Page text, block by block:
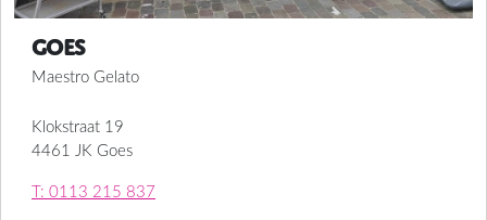
Goes
Maestro Gelato
Klokstraat 19
4461 JK Goes
T: 0113 215 837